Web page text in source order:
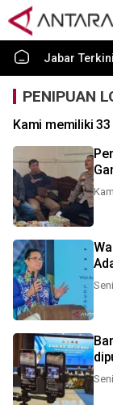
Jabar Terkini
PENIPUAN
Kami memiliki